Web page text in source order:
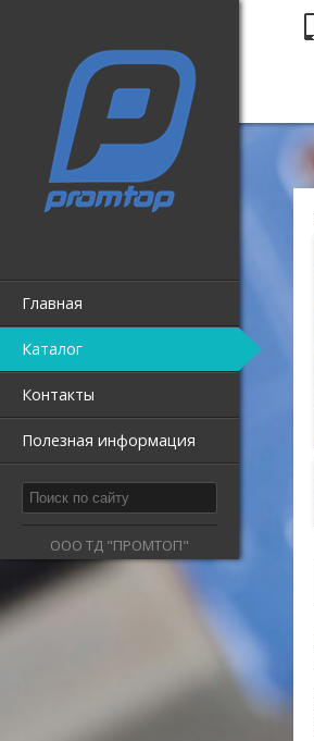
Главная
Каталог
Контакты
Полезная информация
ООО ТД "ПРОМТОП"